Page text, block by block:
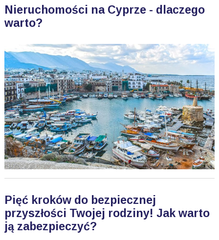
Nieruchomości na Cyprze - dlaczego
warto?
Pięć kroków do bezpiecznej
przyszłości Twojej rodziny! Jak warto
ją zabezpieczyć?